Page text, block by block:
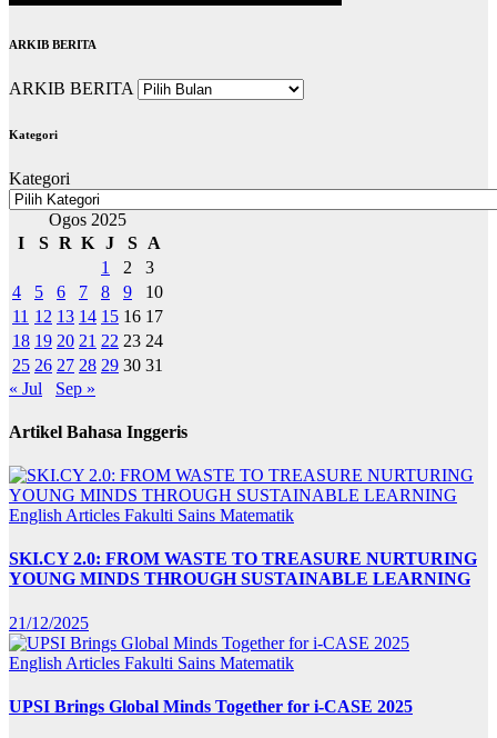
ARKIB BERITA
ARKIB BERITA
Kategori
Kategori
Ogos 2025
I
S R K J S
A
1
2
3
4
5 6 7 8 9
10
11 12 13 14 15 16 17
18 19 20 21 22 23 24
25 26 27 28 29 30 31
« Jul
Sep »
Artikel Bahasa Inggeris
English Articles Fakulti Sains Matematik
SKI.CY 2.0: FROM WASTE TO TREASURE NURTURING
YOUNG MINDS THROUGH SUSTAINABLE LEARNING
21/12/2025
English Articles Fakulti Sains Matematik
UPSI Brings Global Minds Together for i-CASE 2025